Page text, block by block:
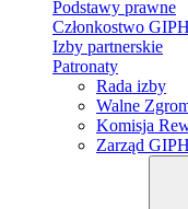
Podstawy prawne
Członkostwo
Izby partnerskie
Patronaty
Rada izby
Walne
Komisja
Zarząd GIPH